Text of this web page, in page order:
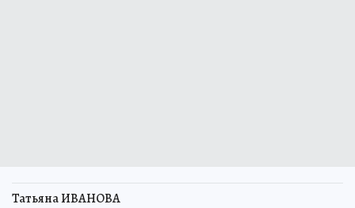
Татьяна ИВАНОВА